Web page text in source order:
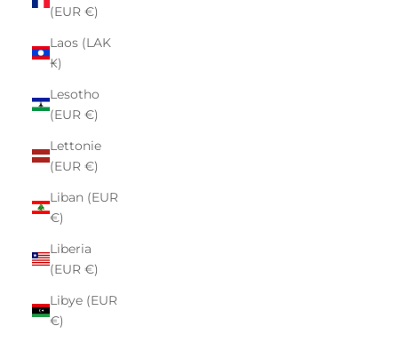
(EUR €)
Laos (LAK
₭)
Lesotho
(EUR €)
Lettonie
(EUR €)
Liban (EUR
€)
Liberia
(EUR €)
Libye (EUR
€)